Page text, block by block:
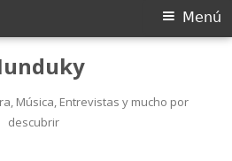
Música, Entrevistas y mucho por
descubrir
Menú